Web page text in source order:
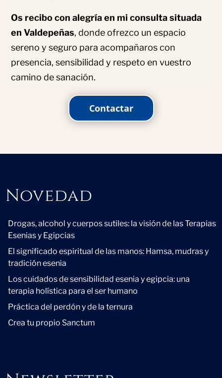
Os recibo con alegría en mi consulta situada
en Valdepeñas, donde ofrezco un espacio
sereno y seguro para acompañaros con
presencia, sensibilidad y respeto en vuestro
camino de sanación.
Contactar
Novedad
Drogas, alcohol y cuerpos sutiles: la visión de las Terapias
Esenias y Egipcias
El significado espiritual de las manos: Hamsa, mudras y
tradición esenia
Los cuidados de sensibilidad esenia y egipcia: una
terapia holística para el ser humano
Práctica del perdón y de la ternura
Crea tu propio Sanctum